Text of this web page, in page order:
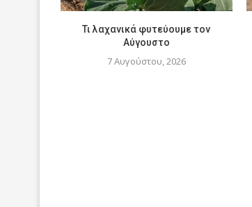
Τι λαχανικά φυτεύουμε τον
Αύγουστο
7 Αυγούστου, 2026